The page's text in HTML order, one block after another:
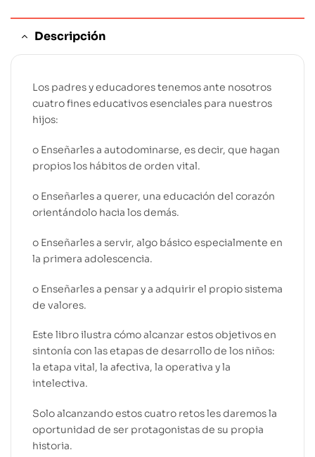
Descripción
Los padres y educadores tenemos ante nosotros
cuatro fines educativos esenciales para nuestros
hijos:
o Enseñarles a autodominarse, es decir, que hagan
propios los hábitos de orden vital.
o Enseñarles a querer, una educación del corazón
orientándolo hacia los demás.
o Enseñarles a servir, algo básico especialmente en
la primera adolescencia.
o Enseñarles a pensar y a adquirir el propio sistema
de valores.
Este libro ilustra cómo alcanzar estos objetivos en
sintonía con las etapas de desarrollo de los niños:
la etapa vital, la afectiva, la operativa y la
intelectiva.
Solo alcanzando estos cuatro retos les daremos la
oportunidad de ser protagonistas de su propia
historia.